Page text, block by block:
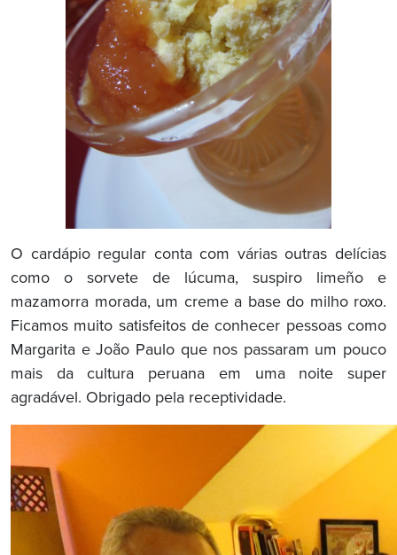
O cardápio regular conta com várias outras delícias
como o sorvete de lúcuma, suspiro limeño e
mazamorra morada, um creme a base do milho roxo.
Ficamos muito satisfeitos de conhecer pessoas como
Margarita e João Paulo que nos passaram um pouco
mais da cultura peruana em uma noite super
agradável. Obrigado pela receptividade.